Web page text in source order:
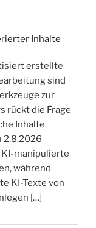
Inhalte
erstellte
sind
zur
rückt die Frage
Inhalte
2.8.2026
manipulierte
während
KI-Texte von
[…]